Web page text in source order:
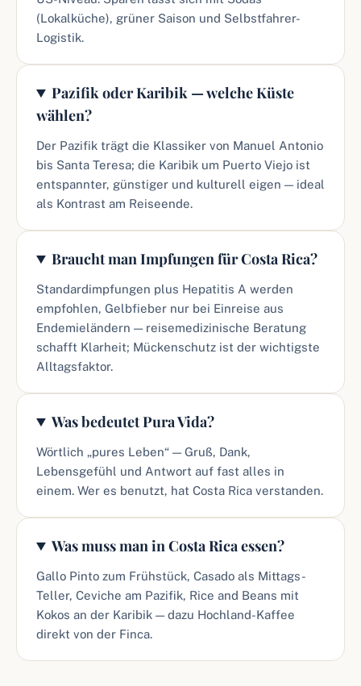
(Lokalküche), grüner Saison und Selbstfahrer-
Logistik.
Pazifik oder Karibik — welche Küste
wählen?
Der Pazifik trägt die Klassiker von Manuel Antonio
bis Santa Teresa; die Karibik um Puerto Viejo ist
entspannter, günstiger und kulturell eigen — ideal
als Kontrast am Reiseende.
Braucht man Impfungen für Costa Rica?
Standardimpfungen plus Hepatitis A werden
empfohlen, Gelbfieber nur bei Einreise aus
Endemieländern — reisemedizinische Beratung
schafft Klarheit; Mückenschutz ist der wichtigste
Alltagsfaktor.
Was bedeutet Pura Vida?
Wörtlich „pures Leben“ — Gruß, Dank,
Lebensgefühl und Antwort auf fast alles in
einem. Wer es benutzt, hat Costa Rica verstanden.
Was muss man in Costa Rica essen?
Gallo Pinto zum Frühstück, Casado als Mittags-
Teller, Ceviche am Pazifik, Rice and Beans mit
Kokos an der Karibik — dazu Hochland-Kaffee
direkt von der Finca.